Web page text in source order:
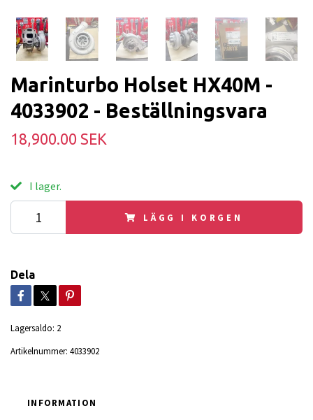
Marinturbo Holset HX40M -
4033902 - Beställningsvara
18,900.00 SEK
I lager.
LÄGG I KORGEN
Dela
Lagersaldo: 2
Artikelnummer: 4033902
INFORMATION